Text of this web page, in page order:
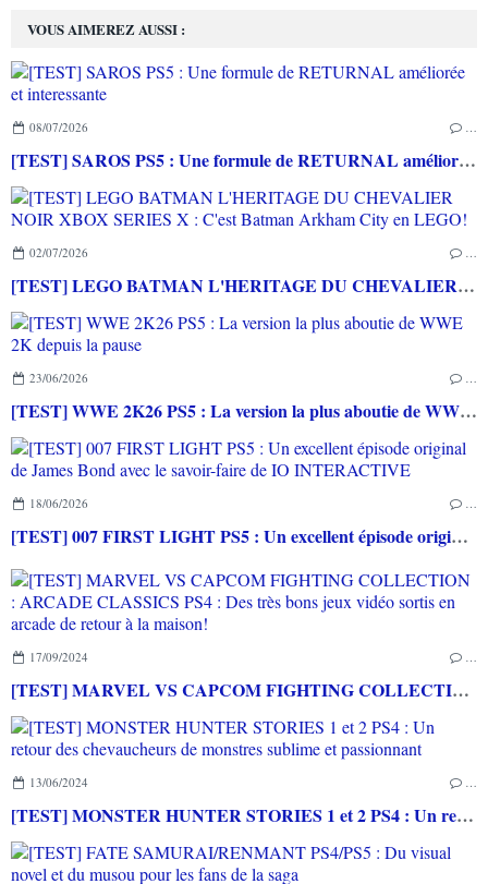
VOUS AIMEREZ AUSSI :
08/07/2026
[TEST] SAROS PS5 : Une formule de RETURNAL améliorée et interessante
02/07/2026
[TEST] LEGO BATMAN L'HERITAGE DU CHEVALIER NOIR XBOX SERIES X : C'est Batman Arkham City en LEGO!
23/06/2026
[TEST] WWE 2K26 PS5 : La version la plus aboutie de WWE 2K depuis la pause
18/06/2026
[TEST] 007 FIRST LIGHT PS5 : Un excellent épisode original de James Bond avec le savoir-faire de IO INTERACTIVE
17/09/2024
[TEST] MARVEL VS CAPCOM FIGHTING COLLECTION : ARCADE CLASSICS PS4 : Des très bons jeux vidéo sortis en arcade de retour à la maison!
13/06/2024
[TEST] MONSTER HUNTER STORIES 1 et 2 PS4 : Un retour des chevaucheurs de monstres sublime et passionnant